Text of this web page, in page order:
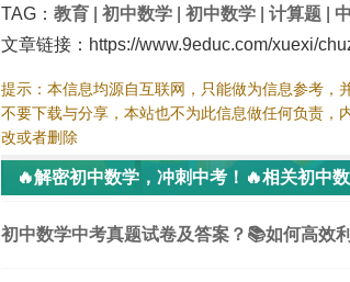
TAG： 教育 初中数学 初中数学 计算题
文章链接：https://www.9educ.com/xuexi/
提示：本信息均源自互联网，只能做为信息参考，
不要下载与分享，本站也不为此信息做任何负责，
改或者删除
🔥解密初中数学，冲刺中考！🔥相关初中
初中数学中考真题试卷及答案？📚如何高效